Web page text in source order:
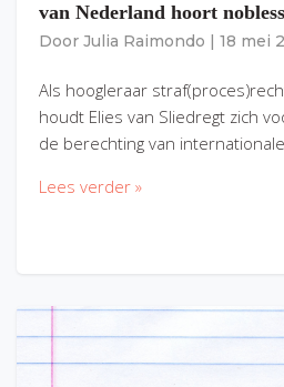
van Nederland hoort
Door Julia Raimondo 18 mei
Als hoogleraar
houdt Elies van Sliedregt zich
de berechting van
Lees verder »